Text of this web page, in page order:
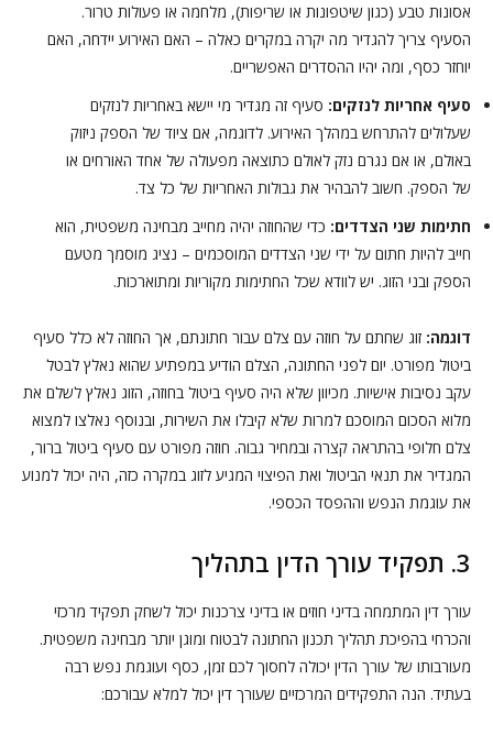
אסונות טבע (כגון שיטפונות או שריפות), מלחמה או פעולות טרור.
הסעיף צריך להגדיר מה יקרה במקרים כאלה – האם האירוע יידחה, האם
יוחזר כסף, ומה יהיו ההסדרים האפשריים.
סעיף אחריות לנזקים: סעיף זה מגדיר מי יישא באחריות לנזקים
שעלולים להתרחש במהלך האירוע. לדוגמה, אם ציוד של הספק ניזוק
באולם, או אם נגרם נזק לאולם כתוצאה מפעולה של אחד האורחים או
של הספק. חשוב להבהיר את גבולות האחריות של כל צד.
חתימות שני הצדדים: כדי שהחוזה יהיה מחייב מבחינה משפטית, הוא
חייב להיות חתום על ידי שני הצדדים המוסכמים – נציג מוסמך מטעם
הספק ובני הזוג. יש לוודא שכל החתימות מקוריות ומתוארכות.
דוגמה: זוג שחתם על חוזה עם צלם עבור חתונתם, אך החוזה לא כלל סעיף
ביטול מפורט. יום לפני החתונה, הצלם הודיע במפתיע שהוא נאלץ לבטל
עקב נסיבות אישיות. מכיוון שלא היה סעיף ביטול בחוזה, הזוג נאלץ לשלם את
מלוא הסכום המוסכם למרות שלא קיבלו את השירות, ובנוסף נאלצו למצוא
צלם חלופי בהתראה קצרה ובמחיר גבוה. חוזה מפורט עם סעיף ביטול ברור,
המגדיר את תנאי הביטול ואת הפיצוי המגיע לזוג במקרה כזה, היה יכול למנוע
את עוגמת הנפש וההפסד הכספי.
3. תפקיד עורך הדין בתהליך
עורך דין המתמחה בדיני חוזים או בדיני צרכנות יכול לשחק תפקיד מרכזי
והכרחי בהפיכת תהליך תכנון החתונה לבטוח ומוגן יותר מבחינה משפטית.
מעורבותו של עורך הדין יכולה לחסוך לכם זמן, כסף ועוגמת נפש רבה
בעתיד. הנה התפקידים המרכזיים שעורך דין יכול למלא עבורכם: